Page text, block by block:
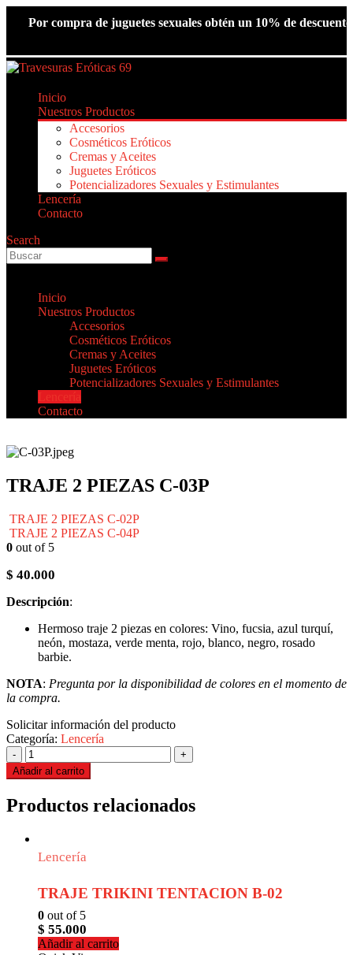
Por compra de juguetes sexuales obtén un 10% de
Inicio
Nuestros Productos
Accesorios
Cosméticos Eróticos
Cremas y Aceites
Juguetes Eróticos
Potencializadores Sexuales y Estimulantes
Lencería
Contacto
Search
Inicio
Nuestros Productos
Accesorios
Cosméticos Eróticos
Cremas y Aceites
Juguetes Eróticos
Potencializadores Sexuales y Estimulantes
Lencería
Contacto
TRAJE 2 PIEZAS C-03P
TRAJE 2 PIEZAS C-02P
TRAJE 2 PIEZAS C-04P
0 out of 5
$ 40.000
Descripción:
Hermoso traje 2 piezas en colores: Vino, fucsia, azul turquí,
neón, mostaza, verde menta, rojo, blanco, negro, rosado
barbie.
NOTA: Pregunta por la disponibilidad de colores en el momento de
la compra.
Solicitar información del producto
Categoría: Lencería
-
+
Añadir al carrito
Productos relacionados
Lencería
TRAJE TRIKINI TENTACION B-02
0 out of 5
$ 55.000
Añadir al carrito